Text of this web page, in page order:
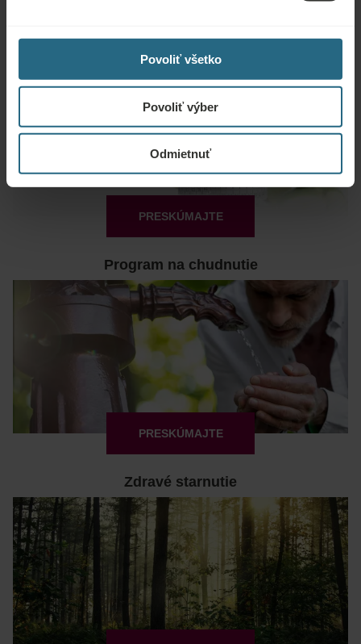
Povoliť všetko
Povoliť výber
Odmietnuť
PRESKÚMAJTE
Program na chudnutie
PRESKÚMAJTE
Zdravé starnutie